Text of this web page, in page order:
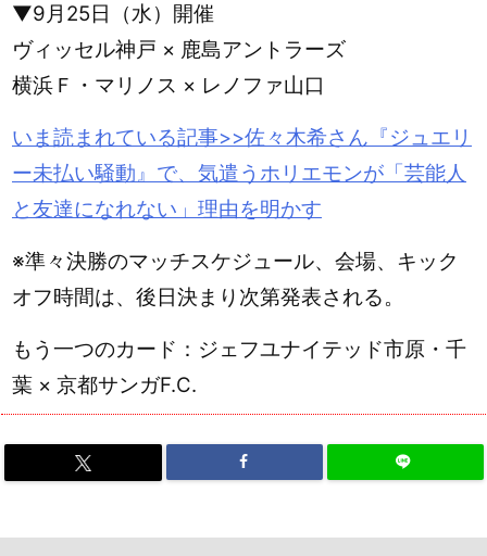
▼9月25日（水）開催
ヴィッセル神戸 × 鹿島アントラーズ
横浜Ｆ・マリノス × レノファ山口
いま読まれている記事>>佐々木希さん『ジュエリ
ー未払い騒動』で、気遣うホリエモンが「芸能人
と友達になれない」理由を明かす
※準々決勝のマッチスケジュール、会場、キック
オフ時間は、後日決まり次第発表される。
もう一つのカード：ジェフユナイテッド市原・千
葉 × 京都サンガF.C.